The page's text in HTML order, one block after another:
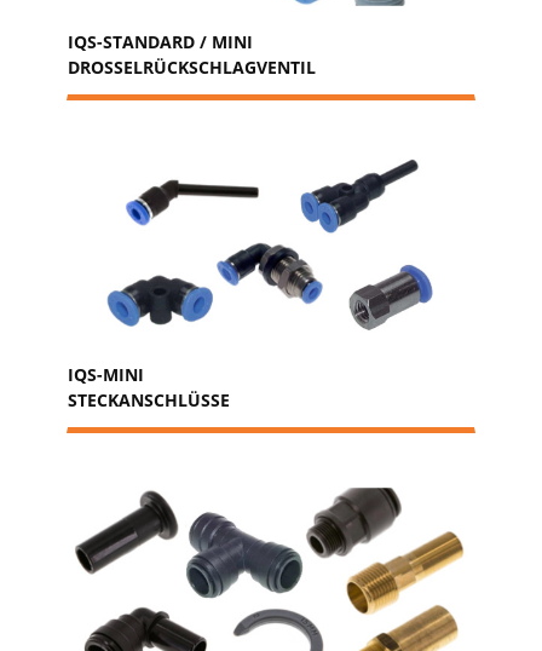
IQS-STANDARD / MINI
DROSSELRÜCKSCHLAGVENTIL
IQS-MINI
STECKANSCHLÜSSE